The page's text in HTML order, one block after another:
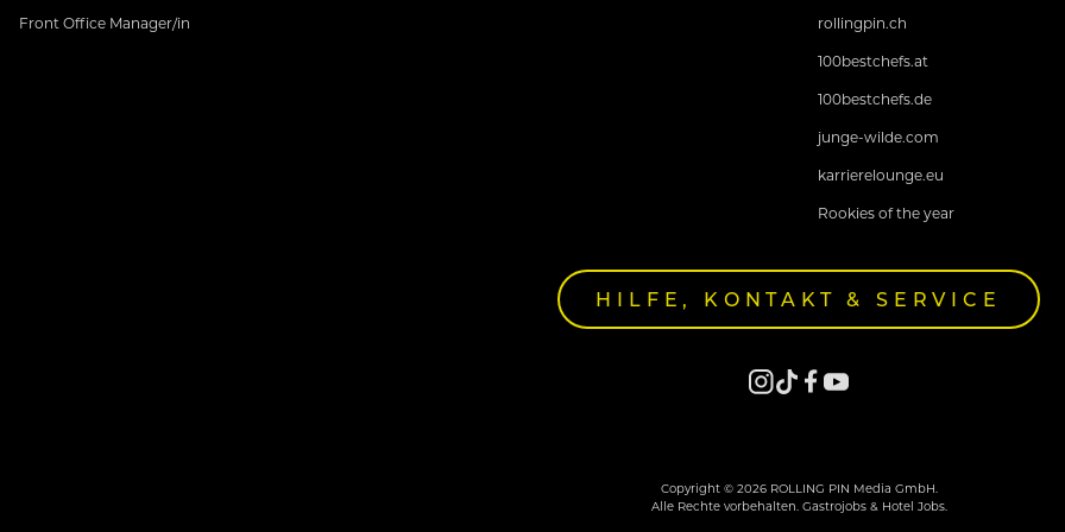
Front Office Manager/in
rollingpin.ch
100bestchefs.at
100bestchefs.de
junge-wilde.com
karrierelounge.eu
Rookies of the year
HILFE, KONTAKT & SERVICE
Copyright © 2026 ROLLING PIN Media GmbH.
Alle Rechte vorbehalten. Gastrojobs & Hotel Jobs.